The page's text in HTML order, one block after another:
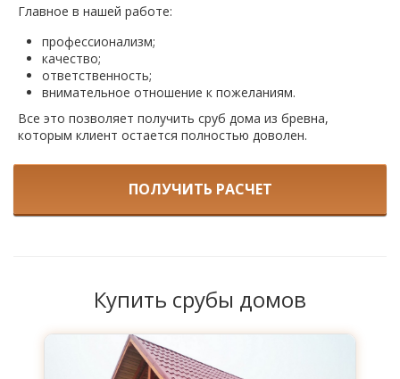
Главное в нашей работе:
профессионализм;
качество;
ответственность;
внимательное отношение к пожеланиям.
Все это позволяет получить сруб дома из бревна,
которым клиент остается полностью доволен.
ПОЛУЧИТЬ РАСЧЕТ
Купить срубы домов